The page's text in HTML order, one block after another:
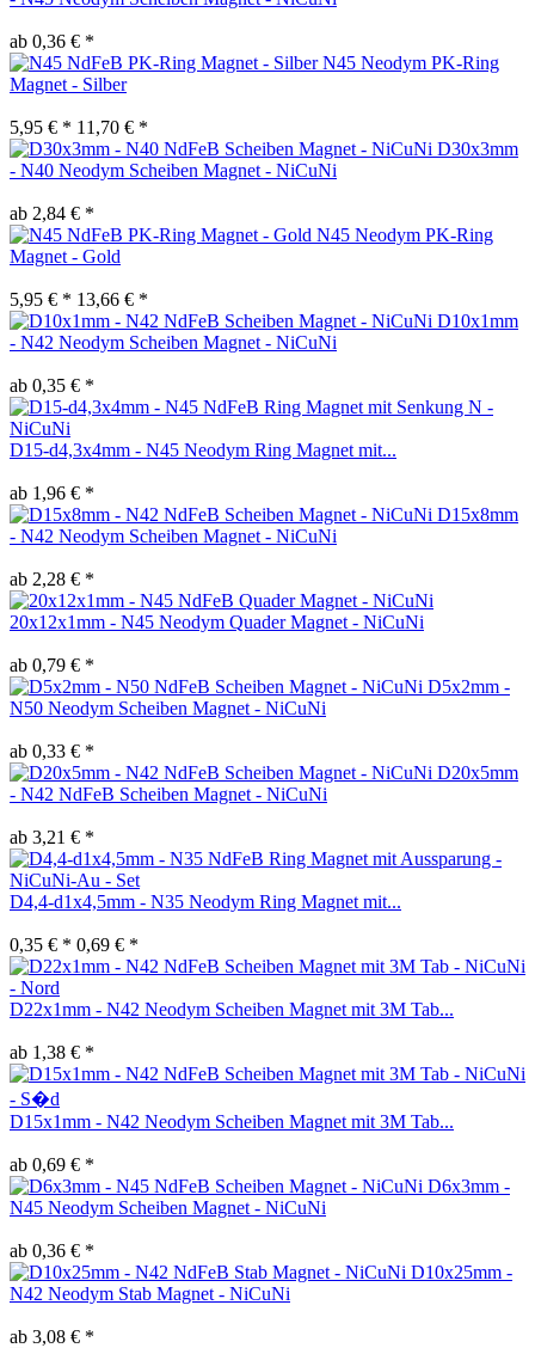
ab 0,36 € *
N45 Neodym PK-Ring
Magnet - Silber
5,95 € * 11,70 € *
D30x3mm
- N40 Neodym Scheiben Magnet - NiCuNi
ab 2,84 € *
N45 Neodym PK-Ring
Magnet - Gold
5,95 € * 13,66 € *
D10x1mm
- N42 Neodym Scheiben Magnet - NiCuNi
ab 0,35 € *
D15-d4,3x4mm - N45 Neodym Ring Magnet mit...
ab 1,96 € *
D15x8mm
- N42 Neodym Scheiben Magnet - NiCuNi
ab 2,28 € *
20x12x1mm - N45 Neodym Quader Magnet - NiCuNi
ab 0,79 € *
D5x2mm -
N50 Neodym Scheiben Magnet - NiCuNi
ab 0,33 € *
D20x5mm
- N42 NdFeB Scheiben Magnet - NiCuNi
ab 3,21 € *
D4,4-d1x4,5mm - N35 Neodym Ring Magnet mit...
0,35 € * 0,69 € *
D22x1mm - N42 Neodym Scheiben Magnet mit 3M Tab...
ab 1,38 € *
D15x1mm - N42 Neodym Scheiben Magnet mit 3M Tab...
ab 0,69 € *
D6x3mm -
N45 Neodym Scheiben Magnet - NiCuNi
ab 0,36 € *
D10x25mm -
N42 Neodym Stab Magnet - NiCuNi
ab 3,08 € *